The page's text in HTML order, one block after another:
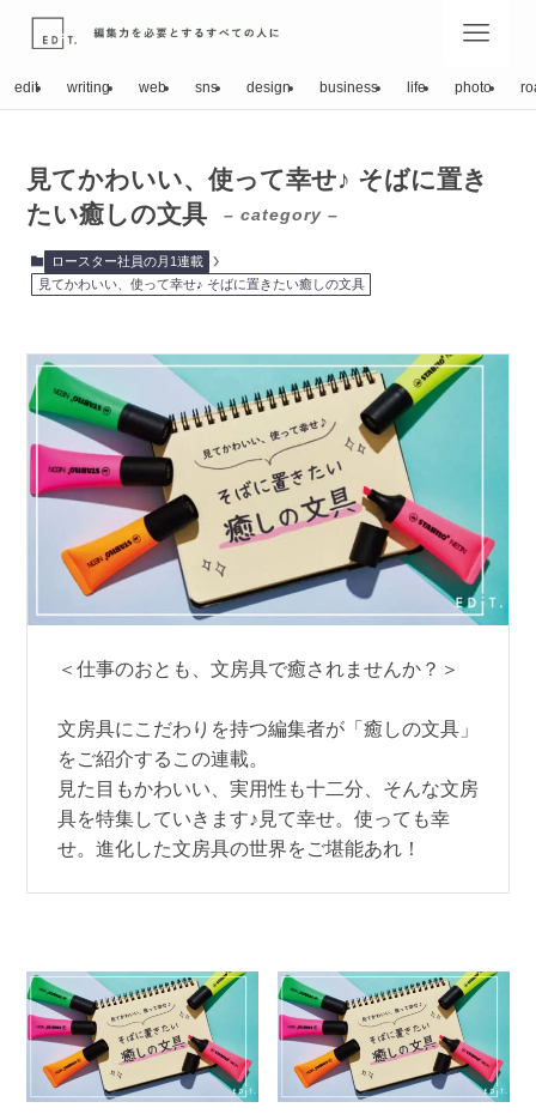
edit writing web sns design business life photo
見てかわいい、使って幸せ♪ そばに置き
たい癒しの文具
– category –
ロースター社員の月1連載
見てかわいい、使って幸せ♪ そばに置きたい癒しの文具
＜仕事のおとも、文房具で癒されませんか？＞
文房具にこだわりを持つ編集者が「癒しの文具」
をご紹介するこの連載。
見た目もかわいい、実用性も十二分、そんな文房
具を特集していきます♪見て幸せ。使っても幸
せ。進化した文房具の世界をご堪能あれ！